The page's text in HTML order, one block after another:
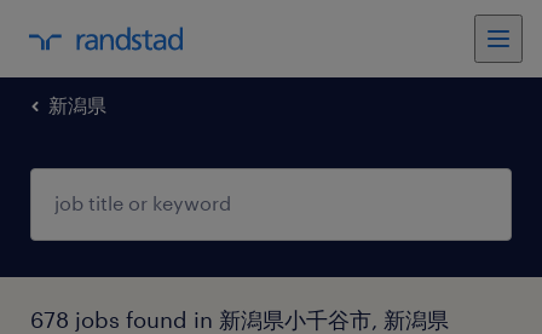
新潟県
678 jobs found in 新潟県小千谷市, 新潟県